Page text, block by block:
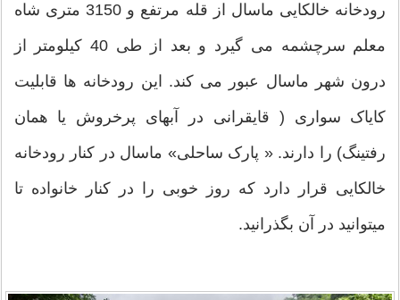
رودخانه خالکایی ماسال از قله مرتفع و 3150 متری شاه
معلم سرچشمه می گیرد و بعد از طی 40 کیلومتر از
درون شهر ماسال عبور می کند. این رودخانه ها قابلیت
کایاک سواری ( قایقرانی در آبهای پرخروش یا همان
رفتینگ) را دارند. « پارک ساحلی» ماسال در کنار رودخانه
خالکایی قرار دارد که روز خوبی را در کنار خانواده تا
میتوانید در آن بگذرانید.